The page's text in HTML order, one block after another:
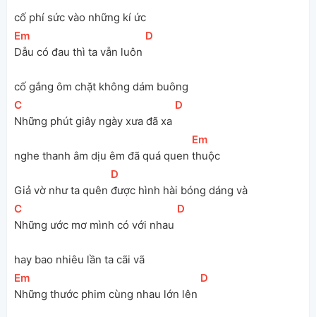
cố phí sức vào những kí ức
[Em
Dẫu có đau thì ta vẫn luôn
[D
cố gắng ôm chặt không dám buông
[
C
Những phút giây ngày xưa đã xa
[D
nghe thanh âm dịu êm đã quá quen
[Em
thuộc
Giả vờ như ta quên
[D
được hình hài bóng dáng và
[
C
Những ước mơ mình có với nhau
[D
hay bao nhiêu lần ta cãi vã
[Em
Những thước phim cùng nhau lớn lên
[D